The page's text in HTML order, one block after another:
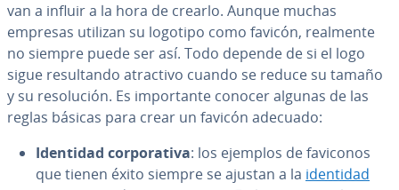
van a influir a la hora de crearlo. Aunque muchas
empresas utilizan su logotipo como favicón, realmente
no siempre puede ser así. Todo depende de si el logo
sigue re­su­l­ta­n­do atractivo cuando se reduce su tamaño
y su re­so­lu­ción. Es im­po­r­ta­n­te conocer algunas de las
reglas básicas para crear un favicón adecuado:
Identidad co­r­po­ra­ti­va: los ejemplos de faviconos
que tienen éxito siempre se ajustan a la identidad